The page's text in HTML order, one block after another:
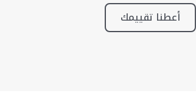
أعطنا تقييمك